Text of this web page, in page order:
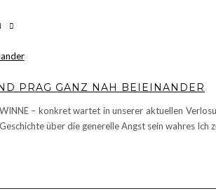
PRAG GANZ NAH BEIEINANDER
– konkret wartet in unserer aktuellen
über die generelle Angst sein wahres Ich